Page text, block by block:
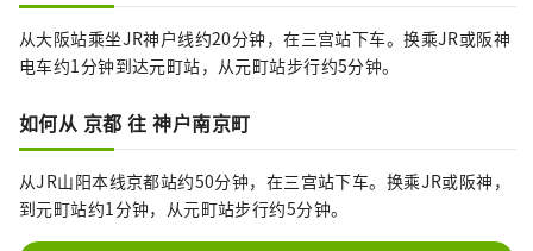
从大阪站乘坐JR神户线约20分钟，在三宫站下车。换乘JR或阪神
电车约1分钟到达元町站，从元町站步行约5分钟。
如何从 京都 往 神户南京町
从JR山阳本线京都站约50分钟，在三宫站下车。换乘JR或阪神，
到元町站约1分钟，从元町站步行约5分钟。